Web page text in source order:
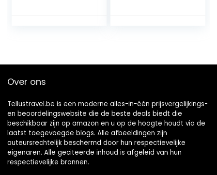
Over ons
Tellustravel.be is een moderne alles-in-één prijsvergelijkings-
en beoordelingswebsite die de beste deals biedt die
beschikbaar zijn op amazon en u op de hoogte houdt via de
laatst toegevoegde blogs. Alle afbeeldingen zijn
auteursrechtelijk beschermd door hun respectievelijke
eigenaren. Alle geciteerde inhoud is afgeleid van hun
respectievelijke bronnen.